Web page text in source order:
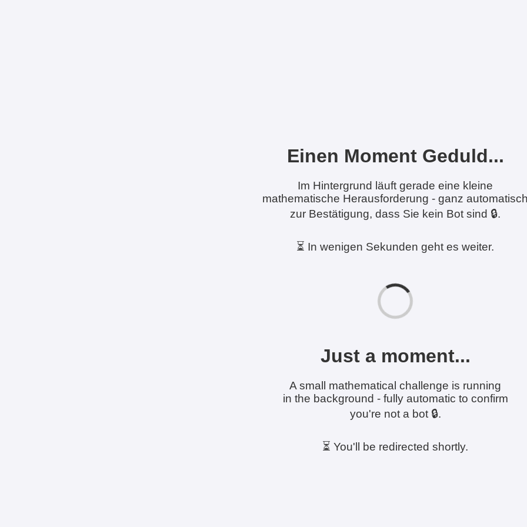
Einen Moment Geduld...
Im Hintergrund läuft gerade eine kleine
mathematische Herausforderung - ganz
zur Bestätigung, dass Sie kein Bot sind 🔒.
⏳ In wenigen Sekunden geht es weiter.
Just a moment...
A small mathematical challenge is running
in the background - fully automatic to confirm
you're not a bot 🔒.
⏳ You'll be redirected shortly.